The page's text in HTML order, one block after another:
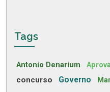
Tags
Antonio Denarium
concurso Governo